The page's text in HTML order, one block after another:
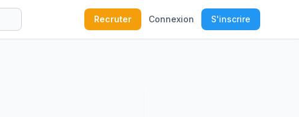
Recruter Connexion S'inscrire